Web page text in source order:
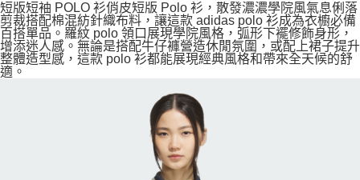
短版短袖 POLO 衫俏皮短版 Polo 衫，散發濃濃學院風氣息俐落
剪裁搭配棉混紡針織布料，讓這款 adidas polo 衫成為衣櫥必備
百搭單品。羅紋 polo 領口展現學院風格，弧形下襬修飾身形，
增添迷人感。無論是搭配牛仔褲營造休閒氛圍，或配上裙子提升
整體造型感，這款 polo 衫都能展現經典風格和帶來全天候的舒
適。